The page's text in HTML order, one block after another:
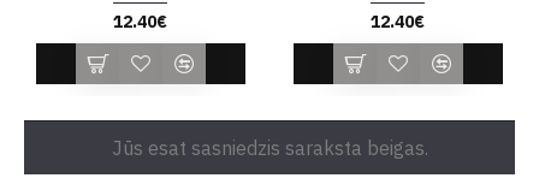
12.40€ 12.40€
Jūs esat sasniedzis saraksta beigas.